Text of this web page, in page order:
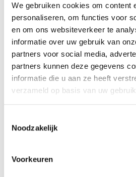
We gebruiken cookies om content
personaliseren, om functies voor
en om ons websiteverkeer te
informatie over uw gebruik van
partners voor social media,
partners kunnen deze gegevens
informatie die u aan ze heeft
verzameld op basis van uw
Noodzakelijk
Voorkeuren
Er zijn nog geen
Wees de eerste om “Combinaties
grepen” te beoordelen
Je e-mailadres wordt niet
Vereiste velden zijn
Je waardering*